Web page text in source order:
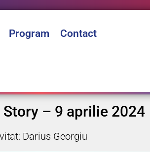
Program Contact
Story – 9 aprilie 2024
Darius Georgiu